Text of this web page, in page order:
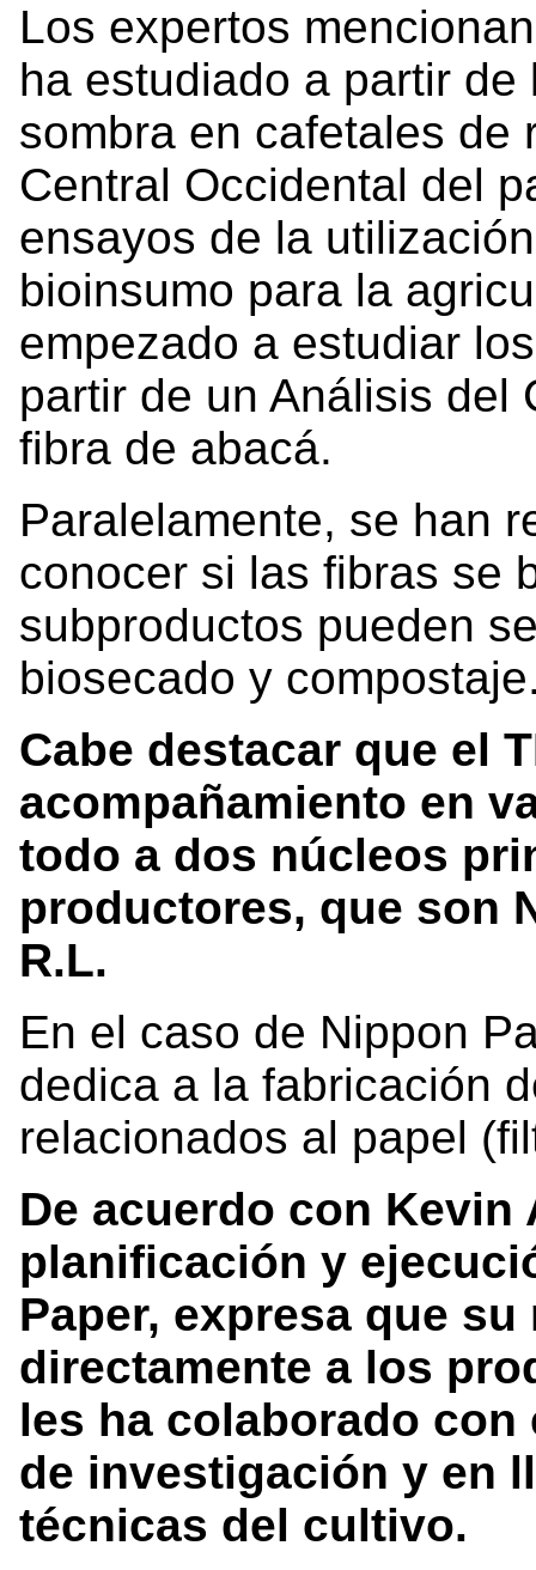
Los expertos
ha estudiado a partir
sombra en cafetales de
Central Occidental del
ensayos de la
bioinsumo para la
empezado a estudiar
partir de un Análisis del
fibra de abacá.
Paralelamente, se han
conocer si las fibras se
subproductos pueden
biosecado y
Cabe destacar que el
acompañamiento en
todo a dos núcleos
productores, que son
R.L.
En el caso de Nippon
dedica a la fabricación
relacionados al papel
De acuerdo con Kevin
planificación y
Paper, expresa que
directamente a los
les ha colaborado
de investigación y en
técnicas del cultivo.